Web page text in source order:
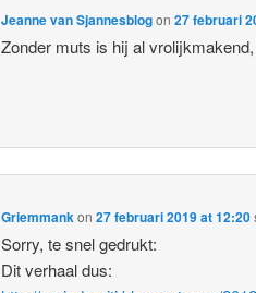
Jeanne van Sjannesblogon27 februari
Zonder muts is hij al
Griemmankon27 februari 2019 at 12:20
Sorry, te snel gedrukt:
Dit verhaal dus: